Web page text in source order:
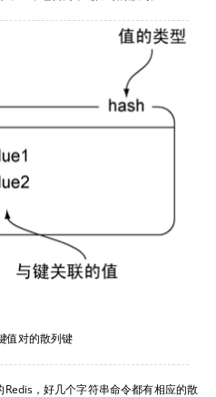
值对的散列键
，好几个字符串命令都有相应的散